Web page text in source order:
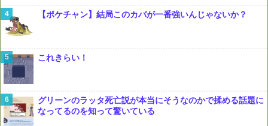
【ポケチャン】結局このカバが一番強いんじゃないか？
これきらい！
グリーンのラッタ死亡説が本当にそうなのかで揉める話題に
なってるのを知って驚いている